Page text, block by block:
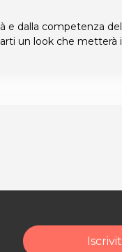
e dalla competenza del
un look che metterà
di acquisto scrivi a